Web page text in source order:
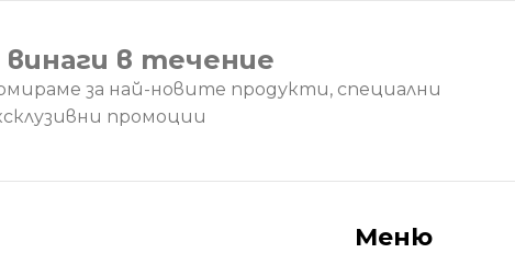
в течение
за най-новите продукти, специални
промоции
Меню